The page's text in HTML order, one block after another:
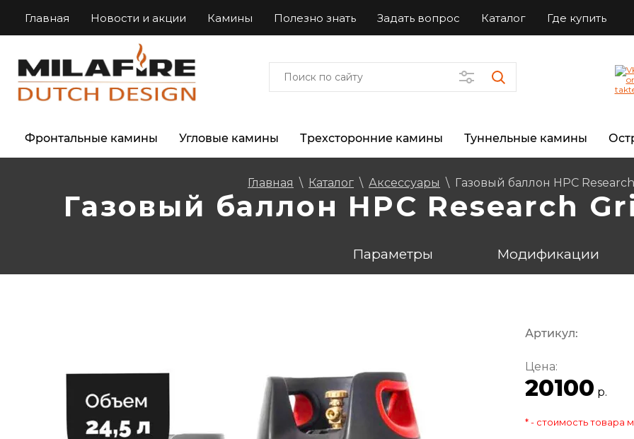
Главная Новости и акции Камины Полезно знать Задать вопрос Каталог Где купить
Фронтальные камины Угловые камины Трехсторонние камины Туннельные камины
Главная \ Каталог \ Аксессуары \ Газовый баллон HPC
Газовый баллон HPC Research
Параметры Модификации
Артикул:
Цена:
20100 р.
* - стоимость товара